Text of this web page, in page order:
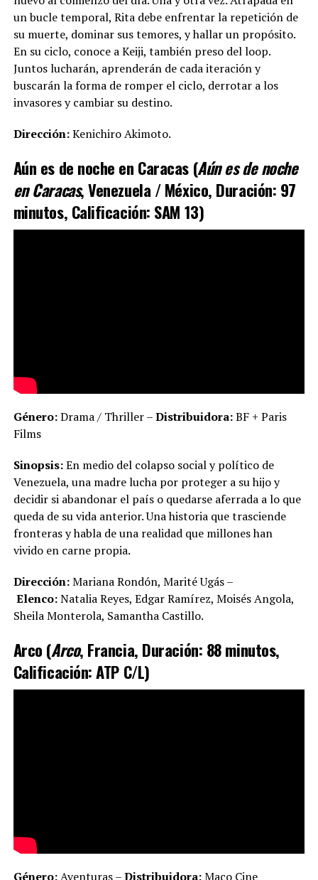
un bucle temporal, Rita debe enfrentar la repetición de
su muerte, dominar sus temores, y hallar un propósito.
En su ciclo, conoce a Keiji, también preso del loop.
Juntos lucharán, aprenderán de cada iteración y
buscarán la forma de romper el ciclo, derrotar a los
invasores y cambiar su destino.
Dirección:Kenichiro Akimoto.
Aún es de noche en Caracas (Aún es de noche
en Caracas, Venezuela / México, Duración: 97
minutos, Calificación: SAM 13)
Género:Drama / Thriller –Distribuidora:BF + Paris
Films
Sinopsis:En medio del colapso social y político de
Venezuela, una madre lucha por proteger a su hijo y
decidir si abandonar el país o quedarse aferrada a lo que
queda de su vida anterior. Una historia que trasciende
fronteras y habla de una realidad que millones han
vivido en carne propia.
Dirección:Mariana Rondón, Marité Ugás –
Elenco:Natalia Reyes, Edgar Ramírez, Moisés Angola,
Sheila Monterola, Samantha Castillo.
Arco (Arco, Francia, Duración: 88 minutos,
Calificación: ATP C/L)
Género:Aventuras –Distribuidora:Maco Cine